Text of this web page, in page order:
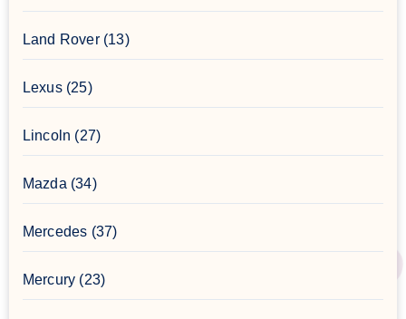
Land Rover(13)
Lexus(25)
Lincoln (27)
Mazda (34)
Mercedes (37)
Mercury (23)